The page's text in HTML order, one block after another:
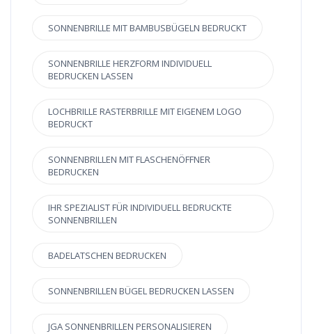
SONNENBRILLE MIT BAMBUSBÜGELN BEDRUCKT
SONNENBRILLE HERZFORM INDIVIDUELL
BEDRUCKEN LASSEN
LOCHBRILLE RASTERBRILLE MIT EIGENEM LOGO
BEDRUCKT
SONNENBRILLEN MIT FLASCHENÖFFNER
BEDRUCKEN
IHR SPEZIALIST FÜR INDIVIDUELL BEDRUCKTE
SONNENBRILLEN
BADELATSCHEN BEDRUCKEN
SONNENBRILLEN BÜGEL BEDRUCKEN LASSEN
JGA SONNENBRILLEN PERSONALISIEREN